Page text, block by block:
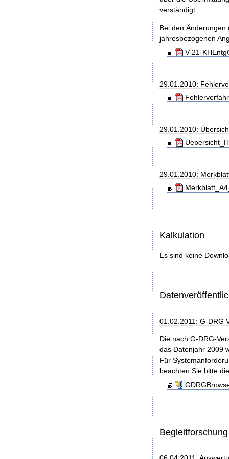
verständigt.
Bei den
jahresbezogenen
V-21-
29.01.2010:
29.01.2010:
29.01.2010:
Kalkulation
Es sind keine
01.02.2011: G-DRG
Die nach G-DRG-
das Datenjahr 2009
Für
beachten Sie bitte
Begleitforschung